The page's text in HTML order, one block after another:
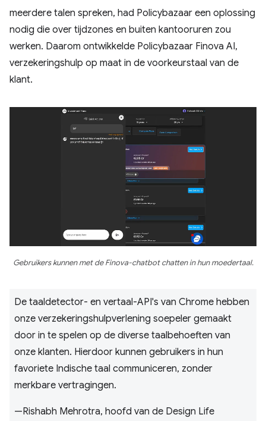
meerdere talen spreken, had Policybazaar een oplossing
nodig die over tijdzones en buiten kantooruren zou
werken. Daarom ontwikkelde Policybazaar Finova AI,
verzekeringshulp op maat in de voorkeurstaal van de
klant.
Gebruikers kunnen met de Finova-chatbot chatten in hun moedertaal.
De taaldetector- en vertaal-API's van Chrome hebben
onze verzekeringshulpverlening soepeler gemaakt
door in te spelen op de diverse taalbehoeften van
onze klanten. Hierdoor kunnen gebruikers in hun
favoriete Indische taal communiceren, zonder
merkbare vertragingen.
—Rishabh Mehrotra, hoofd van de Design Life